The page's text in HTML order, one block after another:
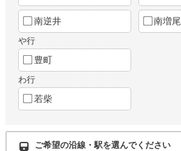
南逆井 南増尾
や行
豊町
わ行
若柴
ご希望の沿線・駅を選んでください